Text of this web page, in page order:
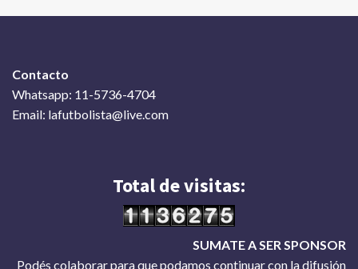
Contacto
Whatsapp: 11-5736-4704
Email: lafutbolista@live.com
Total de visitas:
SUMATE A SER SPONSOR
Podés colaborar para que podamos continuar con la difusión